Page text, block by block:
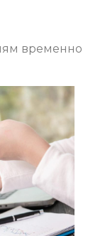
временно